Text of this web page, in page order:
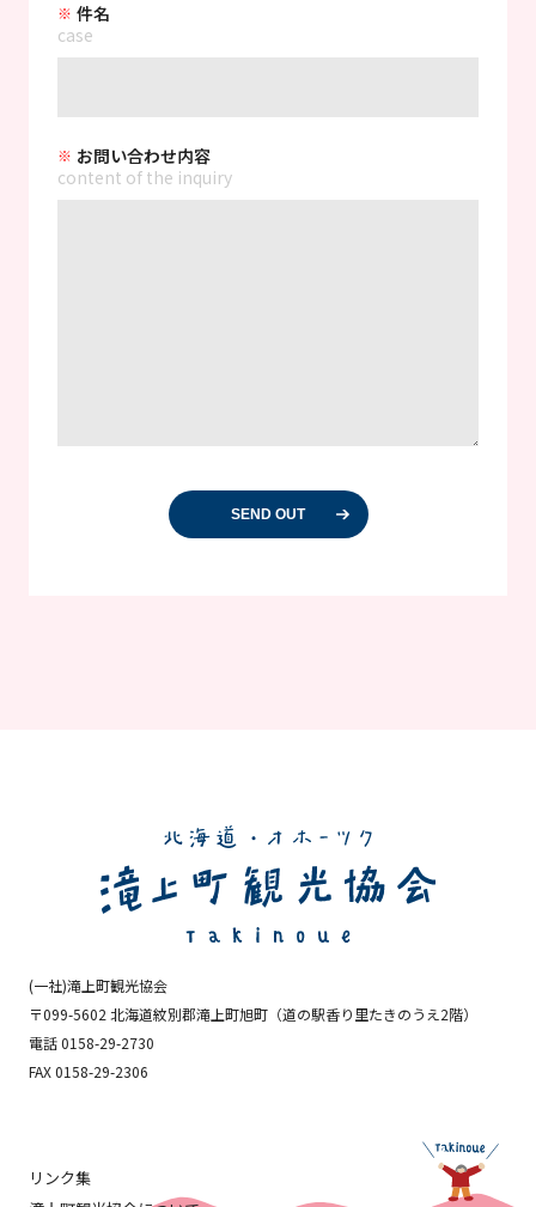
件名
case
お問い合わせ内容
content of the inquiry
(一社)滝上町観光協会
〒099-5602 北海道紋別郡滝上町旭町 （道の駅香り里たきのうえ2階）
電話 0158-29-2730
FAX 0158-29-2306
リンク集